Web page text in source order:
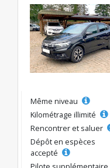
Même niveau
Kilométrage illimité
Rencontrer et saluer
Dépôt en espèces
accepté